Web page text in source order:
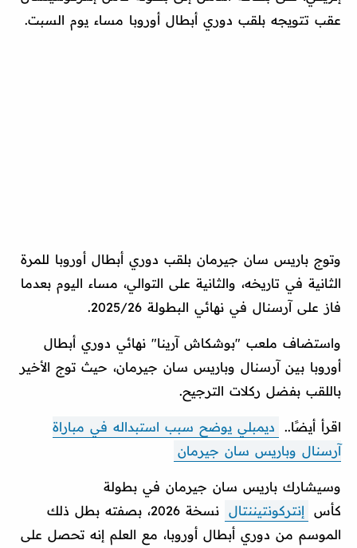
عقب تتويجه بلقب دوري أبطال أوروبا مساء يوم السبت.
وتوج باريس سان جيرمان بلقب دوري أبطال أوروبا للمرة
الثانية في تاريخه، والثانية على التوالي، مساء اليوم بعدما
فاز على آرسنال في نهائي البطولة 2025/26.
واستضاف ملعب "بوشكاش آرينا" نهائي دوري أبطال
أوروبا بين آرسنال وباريس سان جيرمان، حيث توج الأخير
باللقب بفضل ركلات الترجيح.
اقرأ أيضًا..
ديمبلي يوضح سبب استبداله في مباراة
آرسنال وباريس سان جيرمان
وسيشارك باريس سان جيرمان في بطولة
كأس
إنتركونتيننتال
نسخة 2026، بصفته بطل ذلك
الموسم من دوري أبطال أوروبا، مع العلم إنه تحصل على